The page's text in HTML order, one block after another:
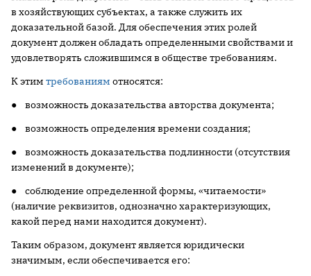
в хозяйствующих субъектах, а также служить их
доказательной базой. Для обеспечения этих ролей
документ должен обладать определенными свойствами и
удовлетворять сложившимся в обществе требованиям.
К этим требованиям относятся:
● возможность доказательства авторства документа;
● возможность определения времени создания;
● возможность доказательства подлинности (отсутствия
изменений в документе);
● соблюдение определенной формы, «читаемости»
(наличие реквизитов, однозначно характеризующих,
какой перед нами находится документ).
Таким образом, документ является юридически
значимым, если обеспечивается его: